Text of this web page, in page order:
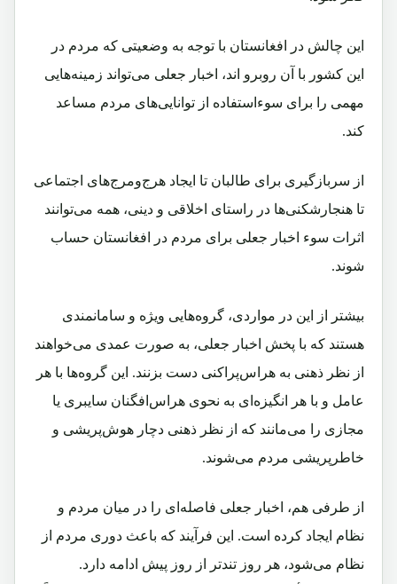
این ‌چالش در افغانستان با توجه به وضعیتی که مردم در
این کشور با آن روبرو اند، اخبار جعلی می‌تواند زمینه‌هایی
مهمی را برای سوءاستفاده از توانایی‌های مردم مساعد
کند.
از سربازگیری برای طالبان تا ایجاد هرج‌و‌مرج‌های اجتماعی
تا هنجارشکنی‌ها در راستای اخلاقی و دینی، همه می‌توانند
اثرات سوء اخبار جعلی برای مردم در افغانستان حساب
شوند.
بیشتر از این در مواردی، گروه‌هایی ویژه و سامانمندی
هستند که با پخش اخبار جعلی، به صورت عمدی می‌خواهند
از نظر ذهنی به هراس‌پراکنی دست بزنند. این گروه‌ها با هر
عامل و با هر انگیزه‌ای به نحوی هراس‌افگنان سایبری یا
مجازی را می‌مانند که از نظر ذهنی دچار هوش‌پریشی و
خاطرپریشی مردم می‌شوند.
از طرفی هم، اخبار جعلی فاصله‌ای را در میان مردم و
نظام ایجاد کرده است. این فرآیند که باعث دوری مردم از
نظام می‌شود، هر روز تندتر از روز پیش ادامه دارد.